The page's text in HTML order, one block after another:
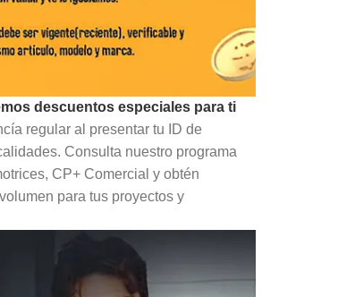
descuentos especiales para ti
regular al presentar tu ID de
Consulta nuestro programa
CP+ Comercial y obtén
para tus proyectos y